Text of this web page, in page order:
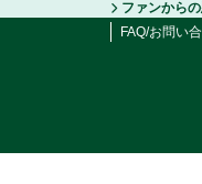
ファンから
FAQ/お問い